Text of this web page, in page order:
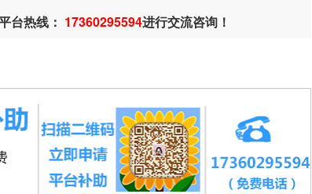
台热线： 17360295594进行交流咨询！